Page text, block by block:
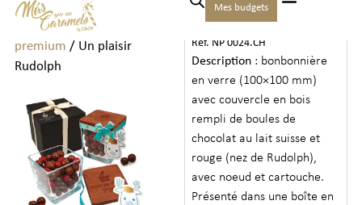
Mes budgets
Accueil Chocolats
de chocolats et pralines
premium / Un plaisir
Rudolph
UN PLAISIR RUDOLPH
Ref. NP 0024.CH
Description : bonbonnière
en verre (100×100 mm)
avec couvercle en bois
rempli de boules de
chocolat au lait suisse et
rouge (nez de Rudolph),
avec noeud et cartouche.
Présenté dans une boîte en